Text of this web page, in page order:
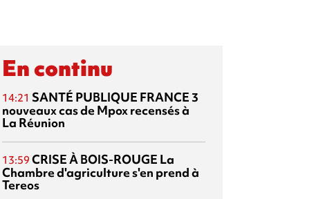
En continu
14:21 SANTÉ PUBLIQUE FRANCE 3
nouveaux cas de Mpox recensés à
La Réunion
13:59 CRISE À BOIS-ROUGE La
Chambre d'agriculture s'en prend à
Tereos